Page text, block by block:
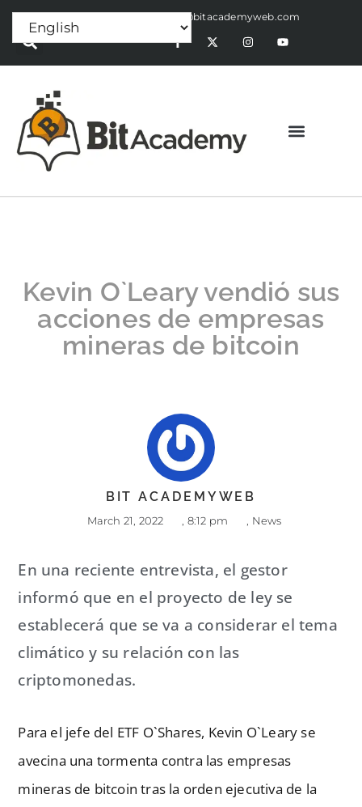
Press Release:alex@bitacademyweb.com
Kevin O`Leary vendió sus
acciones de empresas
mineras de bitcoin
BIT ACADEMYWEB
March 21, 2022 8:12 pm News
En una reciente entrevista, el gestor
informó que en el proyecto de ley se
establecerá que se va a considerar el tema
climático y su relación con las
criptomonedas.
Para el jefe del ETF O`Shares, Kevin O`Leary se
avecina una tormenta contra las empresas
mineras de bitcoin tras la orden ejecutiva de la